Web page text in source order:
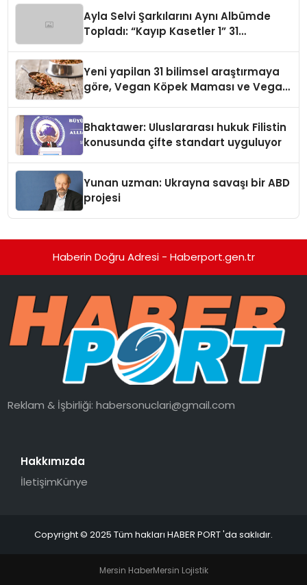
Ayla Selvi Şarkılarını Aynı Albümde
Topladı: “Kayıp Kasetler 1” 31
Yeni yapilan 31 bilimsel araştırmaya
göre, Vegan Köpek Maması ve Vegan
Bhaktawer: Uluslararası hukuk Filistin
konusunda çifte standart uyguluyor
Yunan uzman: Ukrayna savaşı bir ABD
projesi
Haberin Doğru Adresi - Haberport.gen.tr
Reklam & İşbirliği:habersonuclari@gmail.com
Hakkımızda
İletişimKünye
Copyright © 2025 Tüm hakları HABER PORT 'da saklıdır.
Mersin HaberMersin Lojistik